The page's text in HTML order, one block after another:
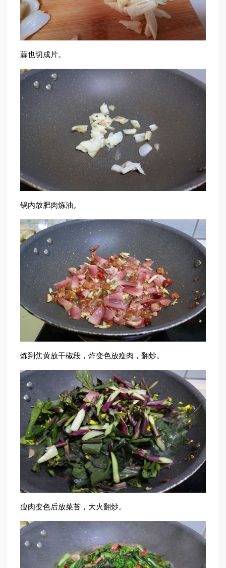
蒜也切成片。
锅内放肥肉炼油。
炼到焦黄放干椒段，炸变色放瘦肉，翻炒。
瘦肉变色后放菜苔，大火翻炒。